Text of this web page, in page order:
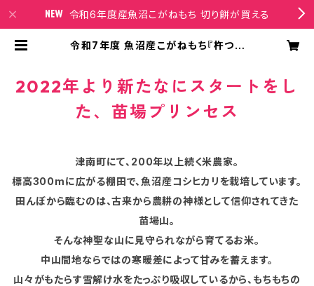
令和6年度産魚沼こがねもち 切り餅が買える
令和7年度 魚沼産こがねもち『杵つき
場プリンセスオンラインショップ
2022年より新たなにスタートをし
た、苗場プリンセス
津南町にて、200年以上続く米農家。
標高300mに広がる棚田で、魚沼産コシヒカリを栽培しています。
田んぼから臨むのは、古来から農耕の神様として信仰されてきた
苗場山。
そんな神聖な山に見守られながら育てるお米。
中山間地ならではの寒暖差によって甘みを蓄えます。
山々がもたらす雪解け水をたっぷり吸収しているから、もちもちの